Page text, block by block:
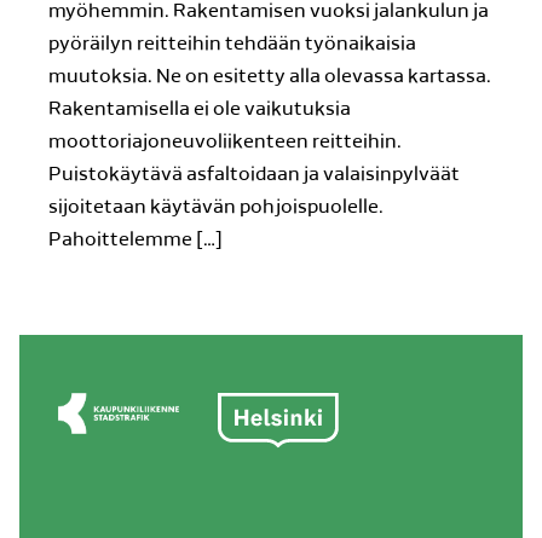
myöhemmin. Rakentamisen vuoksi jalankulun ja
pyöräilyn reitteihin tehdään työnaikaisia
muutoksia. Ne on esitetty alla olevassa kartassa.
Rakentamisella ei ole vaikutuksia
moottoriajoneuvoliikenteen reitteihin.
Puistokäytävä asfaltoidaan ja valaisinpylväät
sijoitetaan käytävän pohjoispuolelle.
Pahoittelemme […]